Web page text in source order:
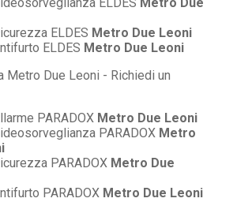
ELDES Metro Due Leoni
ELDES Metro Due Leoni
PARADOX Metro Due Leoni
PARADOX Metro
PARADOX Metro Due
PARADOX Metro Due Leoni